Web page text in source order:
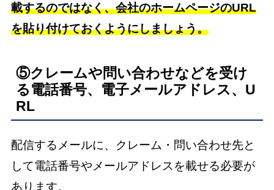
載するのではなく、会社のホームページのURL
を貼り付けておくようにしましょう。
⑤クレームや問い合わせなどを受け
る電話番号、電子メールアドレス、U
RL
配信するメールに、クレーム・問い合わせ先と
して電話番号やメールアドレスを載せる必要が
あります。